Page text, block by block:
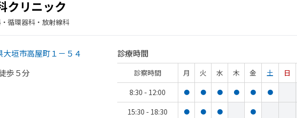
クリニック
循環器科・​放射線科
大垣市高屋町１－５４
歩５分
診療時間
診察時間 月 火 水 木 金 土
日
8:30 - 12:00
● ● ● ● ● ●
15:30 - 18:30 ● ● ● ●